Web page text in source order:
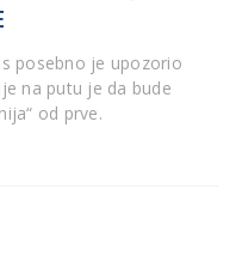
posebno je upozorio
na putu je da bude
od prve.